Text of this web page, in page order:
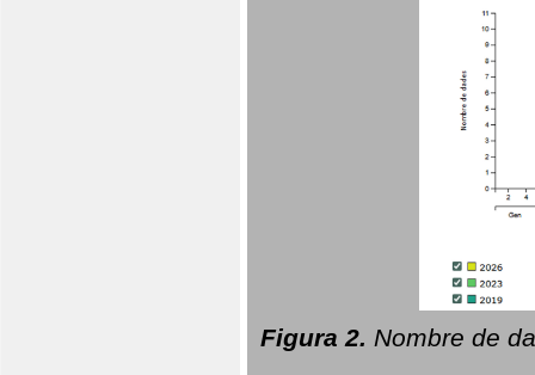
Figura 2. Nombre de